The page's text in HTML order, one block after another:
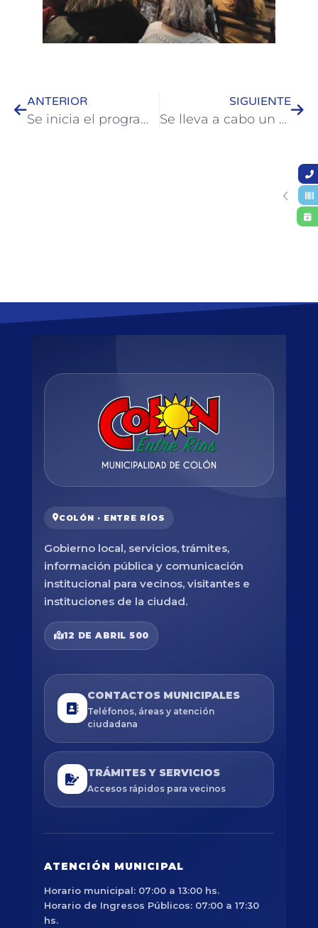
ANTERIOR
Se inicia el programa de Biblioteca Móvil en las residencias geriátricas de Colón
SIGUIENTE
Se lleva a cabo un programa de jerarquización de servicios turísticos de Colón
COLÓN · ENTRE RÍOS
Gobierno local, servicios, trámites,
información pública y comunicación
institucional para vecinos, visitantes e
instituciones de la ciudad.
12 DE ABRIL 500
CONTACTOS MUNICIPALES
Teléfonos, áreas y atención
ciudadana
TRÁMITES Y SERVICIOS
Accesos rápidos para vecinos
ATENCIÓN MUNICIPAL
Horario municipal: 07:00 a 13:00 hs.
Horario de Ingresos Públicos: 07:00 a 17:30
hs.